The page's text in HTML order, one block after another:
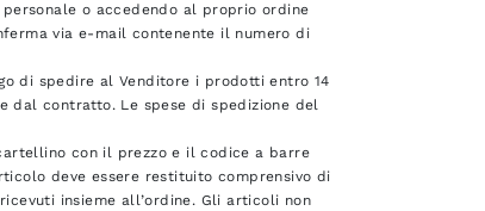
o accedendo al proprio ordine
via e-mail contenente il numero di
di spedire al Venditore i prodotti entro 14
dal contratto. Le spese di spedizione del
con il prezzo e il codice a barre
deve essere restituito comprensivo di
insieme all’ordine. Gli articoli non